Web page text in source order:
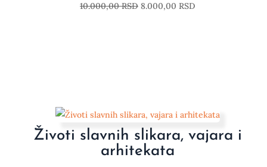
10.000,00RSD 8.000,00 RSD
Životi slavnih slikara, vajara i
arhitekata